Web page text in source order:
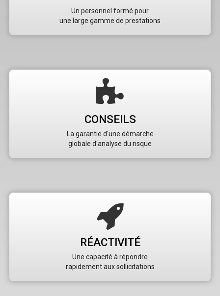
Un personnel formé pour
une large gamme de prestations
CONSEILS
La garantie d'une démarche
globale d'analyse du risque
RÉACTIVITÉ
Une capacité à répondre
rapidement aux sollicitations